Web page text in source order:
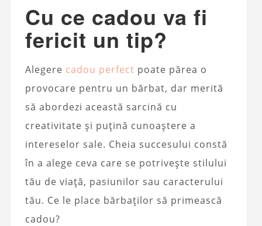
Cu ce ​​cadou va fi
fericit un tip?
Alegere cadou perfect poate părea o
provocare pentru un bărbat, dar merită
să abordezi această sarcină cu
creativitate și puțină cunoaștere a
intereselor sale. Cheia succesului constă
în a alege ceva care se potrivește stilului
tău de viață, pasiunilor sau caracterului
tău. Ce le place bărbaților să primească
cadou?